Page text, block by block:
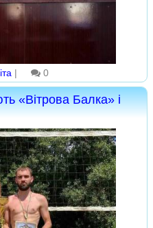
| 0
«Вітрова Балка» і